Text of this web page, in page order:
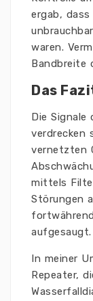
ergab,
waren.
Bandbreite
Das
Die Signale
verdrecken
vernetzten
mittels
Störungen
aufgesaugt.
In meiner
Repeater,